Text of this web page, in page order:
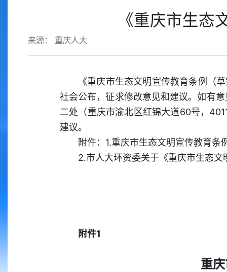
《重庆市生态
来源： 重庆人大
《重庆市生态文明宣传教育条例（
社会公布，征求修改意见和建议。如有
二处（重庆市渝北区红锦大道60号，
建议。
附件：1.重庆市生态文明宣传教育条
2.市人大环资委关于《重庆市生态
附件1
重